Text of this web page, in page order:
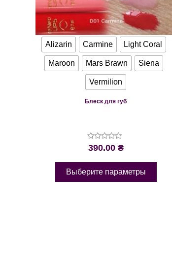
Alizarin Carmine Light Coral
Maroon Mars Brawn Siena
Vermilion
Блеск для губ
Оценка
0
390.00 ₴
Выберите параметры